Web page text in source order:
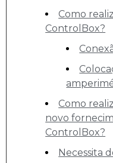
Como
ControlBox?
Como
novo
ControlBox?
Necessita